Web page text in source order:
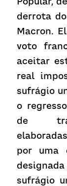
derrota
Macron.
voto
aceitar
real
sufrágio
o
de
por uma
sufrágio